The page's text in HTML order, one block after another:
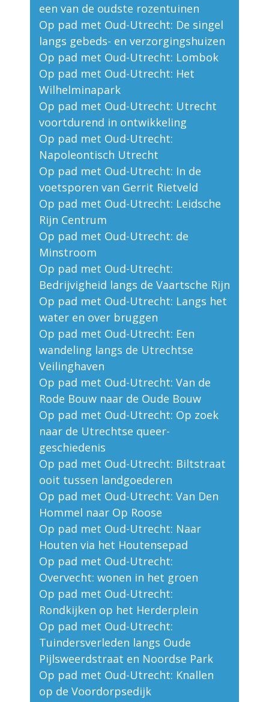
een van de oudste rozentuinen
Op pad met Oud-Utrecht: De singel
langs gebeds- en verzorgingshuizen
Op pad met Oud-Utrecht: Lombok
Op pad met Oud-Utrecht: Het
Wilhelminapark
Op pad met Oud-Utrecht: Utrecht
voortdurend in ontwikkeling
Op pad met Oud-Utrecht:
Napoleontisch Utrecht
Op pad met Oud-Utrecht: In de
voetsporen van Gerrit Rietveld
Op pad met Oud-Utrecht: Leidsche
Rijn Centrum
Op pad met Oud-Utrecht: de
Minstroom
Op pad met Oud-Utrecht:
Bedrijvigheid langs de Vaartsche Rijn
Op pad met Oud-Utrecht: Langs het
water en over bruggen
Op pad met Oud-Utrecht: Een
wandeling langs de Utrechtse
Veilinghaven
Op pad met Oud-Utrecht: Van de
Rode Bouw naar de Oude Bouw
Op pad met Oud-Utrecht: Op zoek
naar de Utrechtse queer-
geschiedenis
Op pad met Oud-Utrecht: Biltstraat
ooit tussen landgoederen
Op pad met Oud-Utrecht: Van Den
Hommel naar Op Roose
Op pad met Oud-Utrecht: Naar
Houten via het Houtensepad
Op pad met Oud-Utrecht:
Overvecht: wonen in het groen
Op pad met Oud-Utrecht:
Rondkijken op het Herderplein
Op pad met Oud-Utrecht:
Tuindersverleden langs Oude
Pijlsweerdstraat en Noordse Park
Op pad met Oud-Utrecht: Knallen
op de Voordorpsedijk